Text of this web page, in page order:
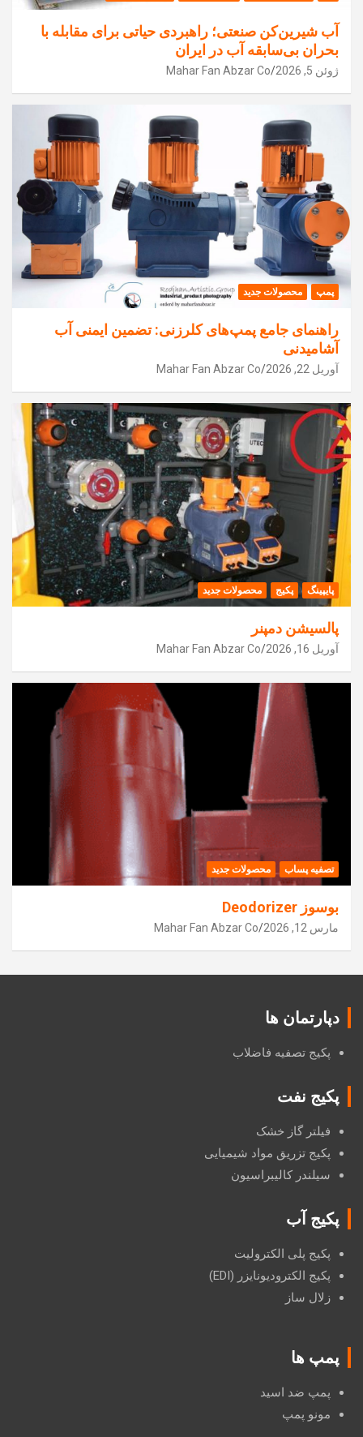
آب شیرین‌کن صنعتی؛ راهبردی حیاتی برای مقابله با
بحران بی‌سابقه آب در ایران
ژوئن 5, 2026 Mahar Fan Abzar Co
پمپ محصولات جدید
راهنمای جامع پمپ‌های کلرزنی: تضمین ایمنی آب
آشامیدنی
آوریل 22, 2026 Mahar Fan Abzar Co
پایپینگ پکیج محصولات جدید
پالسیشن دمپنر
آوریل 16, 2026 Mahar Fan Abzar Co
تصفیه پساب محصولات جدید
بوسوز Deodorizer
مارس 12, 2026 Mahar Fan Abzar Co
دپارتمان ها
پکیج تصفیه فاضلاب
پکیج نفت
فیلتر گاز خشک
پکیج تزریق مواد شیمیایی
سیلندر کالیبراسیون
پکیج آب
پکیج پلی الکترولیت
پکیج الکترودیونایزر (EDI)
زلال ساز
پمپ ها
پمپ ضد اسید
مونو پمپ